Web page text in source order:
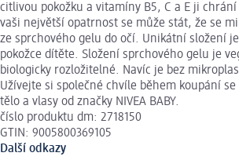
citlivou pokožku a vitamíny B5, C a E ji
vaši největší opatrnost se může stát, že se
ze sprchového gelu do očí. Unikátní složení
pokožce dítěte. Složení sprchového gelu je
biologicky rozložitelné. Navíc je bez
Užívejte si společné chvíle během koupání
tělo a vlasy od značky NIVEA BABY.
číslo produktu dm: 2718150
GTIN: 9005800369105
Další odkazy